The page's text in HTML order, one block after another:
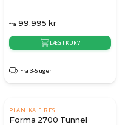
fra 99.995 kr
LÆG I KURV
Fra 3-5 uger
PLANIKA FIRES
Forma 2700 Tunnel